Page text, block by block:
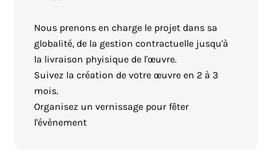
Nous prenons en charge le projet dans sa
globalité, de la gestion contractuelle jusqu'à
la livraison phyisique de l'œuvre.
Suivez la création de votre œuvre en 2 à 3
mois.
Organisez un vernissage pour fêter
l'évènement